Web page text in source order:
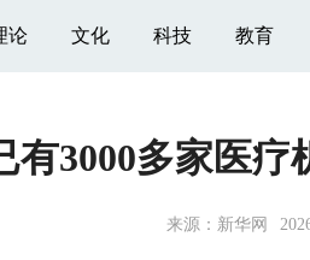
论 文化 科技 教育
有3000多家医
来源： 新华网